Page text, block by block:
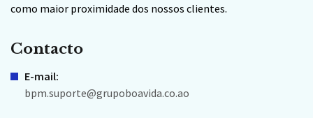
como maior proximidade dos nossos clientes.
Contacto
E-mail:
bpm.suporte@grupoboavida.co.ao